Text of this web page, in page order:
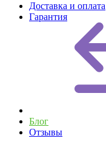
Доставка и оплата
Гарантия
Блог
Отзывы